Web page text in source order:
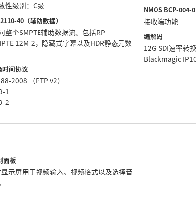
性级别：C级
（辅助数据）
整个SMPTE辅助数据流。包括RP
12M-2，隐藏式字幕以及HDR静态元数
时间协议
（PTP v2）
NMOS
接收端功能
编解码
12G-SDI速率转
Blackmagic IP10
面板
示屏用于视频输入、视频格式以及选择音